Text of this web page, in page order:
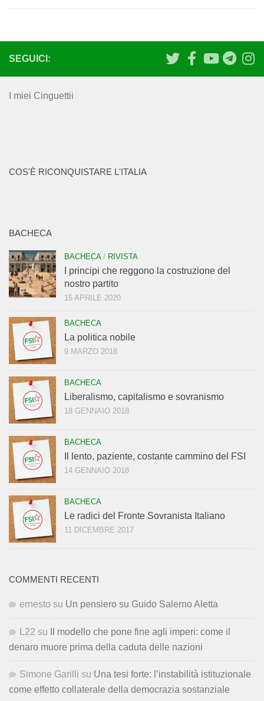
SEGUICI:
I miei Cinguettii
COS'È RICONQUISTARE L'ITALIA
BACHECA
BACHECA/ RIVISTA
I principi che reggono la costruzione del
nostro partito
15 APRILE 2020
BACHECA
La politica nobile
9 MARZO 2018
BACHECA
Liberalismo, capitalismo e sovranismo
18 GENNAIO 2018
BACHECA
Il lento, paziente, costante cammino del FSI
14 GENNAIO 2018
BACHECA
Le radici del Fronte Sovranista Italiano
11 DICEMBRE 2017
COMMENTI RECENTI
ernesto su Un pensiero su Guido Salerno Aletta
L22 su
Il modello che pone fine agli imperi: come il
denaro muore prima della caduta delle nazioni
Simone Garilli su Una tesi forte: l’instabilità istituzionale
come effetto collaterale della democrazia sostanziale